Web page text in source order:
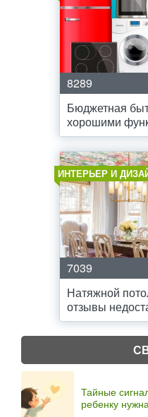
8289
Бюджетная
хорошими
ИНТЕРЬЕР И
7039
Натяжной
отзывы
Тайные
ребенку